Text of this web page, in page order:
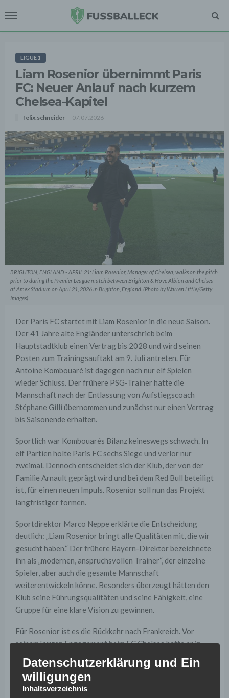
LIGUE 1
Liam Rosenior übernimmt Paris
FC: Neuer Anlauf nach kurzem
Chelsea-Kapitel
felix.schneider 07.07.2026
BRIGHTON, ENGLAND - APRIL 21: Liam Rosenior, Manager of Chelsea, walks on the pitch
prior to during the Premier League match between Brighton & Hove Albion and Chelsea
at Amex Stadium on April 21, 2026 in Brighton, England. (Photo by Warren Little/Getty
Images)
Der Paris FC startet mit Liam Rosenior in die neue Saison.
Der 41 Jahre alte Engländer unterschrieb beim
Hauptstadtklub einen Vertrag bis 2028 und wird seinen
Posten zum Trainingsauftakt am 9. Juli antreten. Für
Antoine Kombouaré ist dagegen nach nur elf Spielen
wieder Schluss. Der frühere PSG-Trainer hatte die
Mannschaft nach der Entlassung von Aufstiegscoach
Stéphane Gilli übernommen und zunächst nur einen Vertrag
bis Saisonende erhalten.
Sportlich war Kombouarés Bilanz keineswegs schwach. In
elf Partien holte Paris FC sechs Siege und verlor nur
zweimal. Dennoch entscheidet sich der Klub, der von der
Familie Arnault geprägt wird und bei dem Red Bull beteiligt
ist, für einen neuen Impuls. Rosenior soll nun das Projekt
langfristiger formen.
Sportdirektor Marco Neppe erklärte die Entscheidung
deutlich: „Liam Rosenior bringt alle Qualitäten mit, die wir
gesucht haben.“ Der frühere Bayern-Direktor bezeichnete
ihn als „modernen, anspruchsvollen Trainer“, der einzelne
Spieler, aber auch die gesamte Mannschaft
weiterentwickeln könne. Besonders überzeugt hätten den
Klub seine Führungsqualitäten und seine Fähigkeit, eine
Gruppe für eine klare Vision zu gewinnen.
Für Rosenior ist es die Rückkehr nach Frankreich. Vor
seinem kurzen Engagement beim FC Chelsea hatte er in
Genau dort hatte er sich für größere Aufgaben empfohlen.
In London lief es anschließend weniger erfolgreich: Nach
23 Spielen endete seine Amtszeit bereits im April, auch weil
Datenschutzerklärung und Ein
willigungen
Inhaltsverzeichnis